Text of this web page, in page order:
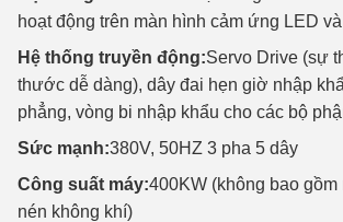
hoạt động trên màn hình cảm ứng LED
Hệ thống truyền động:Servo Drive (sự
thước dễ dàng), dây đai hẹn giờ nhập
phẳng, vòng bi nhập khẩu cho các bộ
Sức mạnh:380V, 50HZ 3 pha 5 dây
Công suất máy:400KW (không bao gồm
nén không khí)